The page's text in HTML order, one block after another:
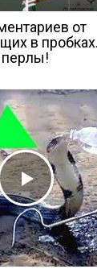
от
в